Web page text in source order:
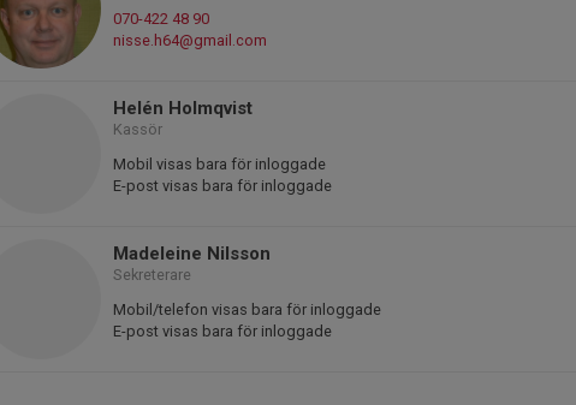
070-422 48 90
nisse.h64@gmail.com
Helén Holmqvist
Kassör
Mobil visas bara för inloggade
E-post visas bara för inloggade
Madeleine Nilsson
Sekreterare
Mobil/telefon visas bara för inloggade
E-post visas bara för inloggade